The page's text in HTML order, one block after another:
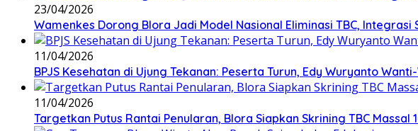
23/04/2026
Wamenkes Dorong Blora Jadi Model Nasional Eliminasi TBC,
11/04/2026
BPJS Kesehatan di Ujung Tekanan: Peserta Turun, Edy Wuryanto
11/04/2026
‎Targetkan Putus Rantai Penularan, Blora Siapkan Skrining TBC Massal